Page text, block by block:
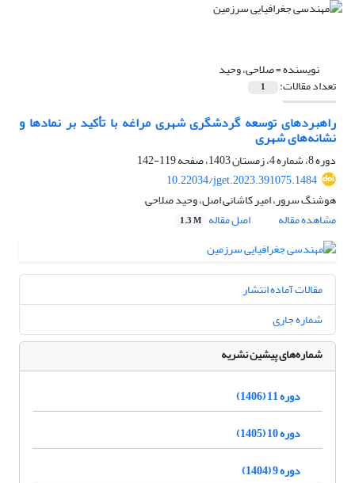
نویسنده =صلاحی، وحید
تعداد مقالات: 1
راهبردهای توسعه گردشگری شهری مراغه با تأکید بر نمادها و
نشانه‌های شهری
دوره 8، شماره 4، زمستان 1403، صفحه
119-142
10.22034/jget.2023.391075.1484
هوشنگ سرور، امیر کاشانی اصل، وحید صلاحی
مشاهده مقاله
اصل مقاله 1.3 M
مقالات آماده انتشار
شماره جاری
شماره‌های پیشین نشریه
دوره 11 (1406)
دوره 10 (1405)
دوره 9 (1404)